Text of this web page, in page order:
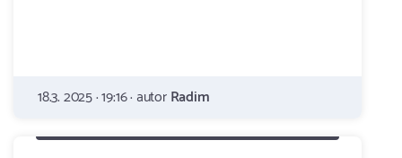
18.3. 2025 · 19:16 · autorRadim